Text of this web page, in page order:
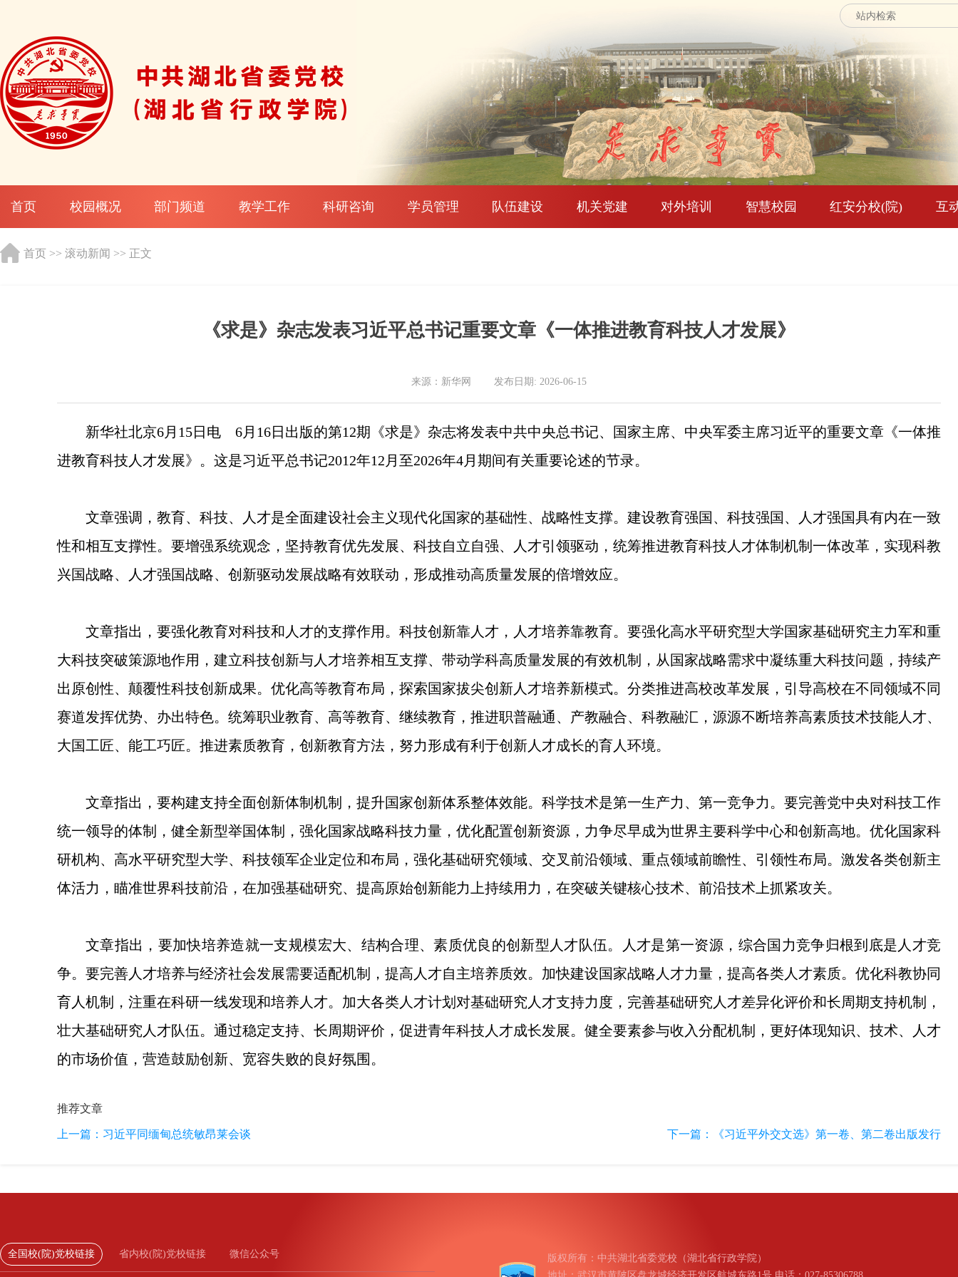
首页 校园概况 部门频道 教学工作 科研咨询 学员管理 队伍建设 机关党建 对外培训 智慧校园 红安分校(院) 互
首页 >> 滚动新闻 >> 正文
《求是》杂志发表习近平总书记重要文章《一体推进教育科技人才发展》
来源：新华网 发布日期: 2026-06-15
新华社北京6月15日电 6月16日出版的第12期《求是》杂志将发表中共中央总书记、国家主席、中央军委主席习近平的重要文章《一体推
进教育科技人才发展》。这是习近平总书记2012年12月至2026年4月期间有关重要论述的节录。
文章强调，教育、科技、人才是全面建设社会主义现代化国家的基础性、战略性支撑。建设教育强国、科技强国、人才强国具有内在一致
性和相互支撑性。要增强系统观念，坚持教育优先发展、科技自立自强、人才引领驱动，统筹推进教育科技人才体制机制一体改革，实现科教
兴国战略、人才强国战略、创新驱动发展战略有效联动，形成推动高质量发展的倍增效应。
文章指出，要强化教育对科技和人才的支撑作用。科技创新靠人才，人才培养靠教育。要强化高水平研究型大学国家基础研究主力军和重
大科技突破策源地作用，建立科技创新与人才培养相互支撑、带动学科高质量发展的有效机制，从国家战略需求中凝练重大科技问题，持续产
出原创性、颠覆性科技创新成果。优化高等教育布局，探索国家拔尖创新人才培养新模式。分类推进高校改革发展，引导高校在不同领域不同
赛道发挥优势、办出特色。统筹职业教育、高等教育、继续教育，推进职普融通、产教融合、科教融汇，源源不断培养高素质技术技能人才、
大国工匠、能工巧匠。推进素质教育，创新教育方法，努力形成有利于创新人才成长的育人环境。
文章指出，要构建支持全面创新体制机制，提升国家创新体系整体效能。科学技术是第一生产力、第一竞争力。要完善党中央对科技工作
统一领导的体制，健全新型举国体制，强化国家战略科技力量，优化配置创新资源，力争尽早成为世界主要科学中心和创新高地。优化国家科
研机构、高水平研究型大学、科技领军企业定位和布局，强化基础研究领域、交叉前沿领域、重点领域前瞻性、引领性布局。激发各类创新主
体活力，瞄准世界科技前沿，在加强基础研究、提高原始创新能力上持续用力，在突破关键核心技术、前沿技术上抓紧攻关。
文章指出，要加快培养造就一支规模宏大、结构合理、素质优良的创新型人才队伍。人才是第一资源，综合国力竞争归根到底是人才竞
争。要完善人才培养与经济社会发展需要适配机制，提高人才自主培养质效。加快建设国家战略人才力量，提高各类人才素质。优化科教协同
育人机制，注重在科研一线发现和培养人才。加大各类人才计划对基础研究人才支持力度，完善基础研究人才差异化评价和长周期支持机制，
壮大基础研究人才队伍。通过稳定支持、长周期评价，促进青年科技人才成长发展。健全要素参与收入分配机制，更好体现知识、技术、人才
的市场价值，营造鼓励创新、宽容失败的良好氛围。
推荐文章
上一篇： 习近平同缅甸总统敏昂莱会谈 下一篇： 《习近平外交文选》第一卷、第二卷出版发行
全国校(院)党校链接 省内校(院)党校链接 微信公众号
版权所有：中共湖北省委党校（湖北省行政学院）